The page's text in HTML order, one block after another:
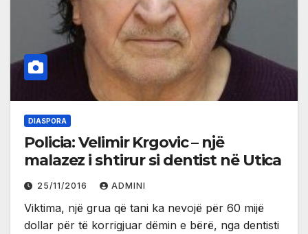
DIASPORA
Policia: Velimir Krgovic – një
malazez i shtirur si dentist në Utica
25/11/2016 ADMINI
Viktima, një grua që tani ka nevojë për 60 mijë
dollar për të korrigjuar dëmin e bërë, nga dentisti